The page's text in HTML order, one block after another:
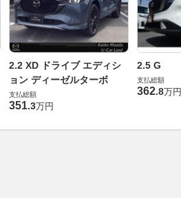
2.2 XD ドライブ エディシ
ョン ディーゼルターボ
支払総額
351.3万円
2.5 G
支払総額
362.8万円